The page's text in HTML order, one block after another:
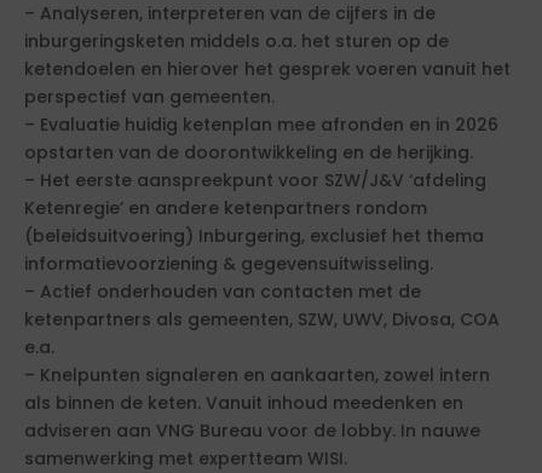
– Analyseren, interpreteren van de cijfers in de
inburgeringsketen middels o.a. het sturen op de
ketendoelen en hierover het gesprek voeren vanuit het
perspectief van gemeenten.
– Evaluatie huidig ketenplan mee afronden en in 2026
opstarten van de doorontwikkeling en de herijking.
– Het eerste aanspreekpunt voor SZW/J&V ‘afdeling
Ketenregie’ en andere ketenpartners rondom
(beleidsuitvoering) Inburgering, exclusief het thema
informatievoorziening & gegevensuitwisseling.
– Actief onderhouden van contacten met de
ketenpartners als gemeenten, SZW, UWV, Divosa, COA
e.a.
– Knelpunten signaleren en aankaarten, zowel intern
als binnen de keten. Vanuit inhoud meedenken en
adviseren aan VNG Bureau voor de lobby. In nauwe
samenwerking met expertteam WISI.